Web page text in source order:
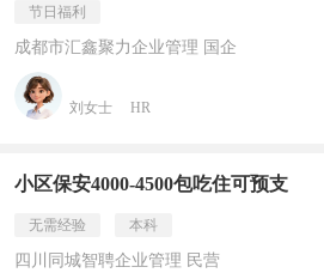
节日福利
成都市汇鑫聚力企业管理 国企
刘女士 HR
小区保安4000-4500包吃住可预支
无需经验 本科
四川同城智聘企业管理 民营